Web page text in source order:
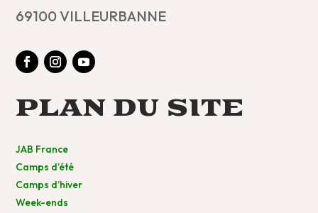
69100 VILLEURBANNE
PLAN DU SITE
JAB France
Camps d’été
Camps d’hiver
Week-ends